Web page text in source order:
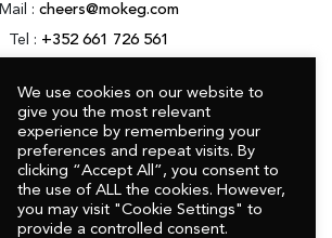
Mail : cheers@mokeg.com
Tel : +352 661 726 561
We use cookies on our website to
give you the most relevant
experience by remembering your
preferences and repeat visits. By
clicking “Accept All”, you consent to
the use of ALL the cookies. However,
you may visit "Cookie Settings" to
provide a controlled consent.